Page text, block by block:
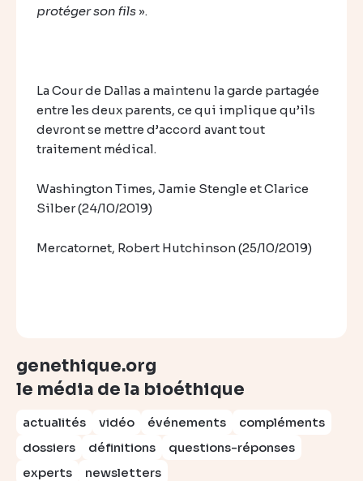
protéger son fils ».
La Cour de Dallas a maintenu la garde partagée
entre les deux parents, ce qui implique qu’ils
devront se mettre d’accord avant tout
traitement médical.
Washington Times, Jamie Stengle et Clarice
Silber (24/10/2019)
Mercatornet, Robert Hutchinson (25/10/2019)
genethique.org
le média de la bioéthique
actualités vidéo événements
compléments
dossiers
définitions
questions-réponses
experts
newsletters